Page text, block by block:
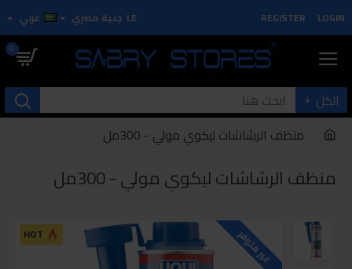
LOGIN
REGISTER
LE جنية مصري عربي
0
الكل
منظف الرشاشات ليكوي مولي - 300مل
منظف الرشاشات ليكوي مولي - 300مل
HOT غير متوفر